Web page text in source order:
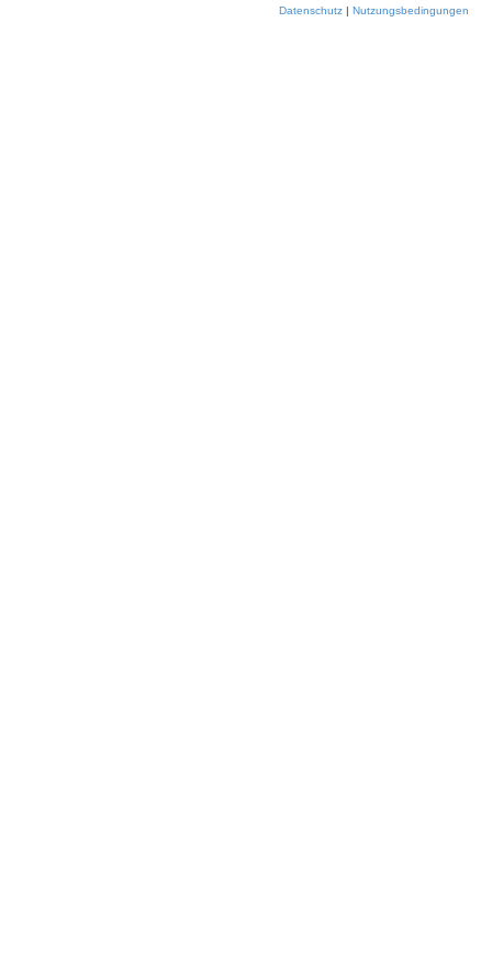
Datenschutz | Nutzungsbedingungen